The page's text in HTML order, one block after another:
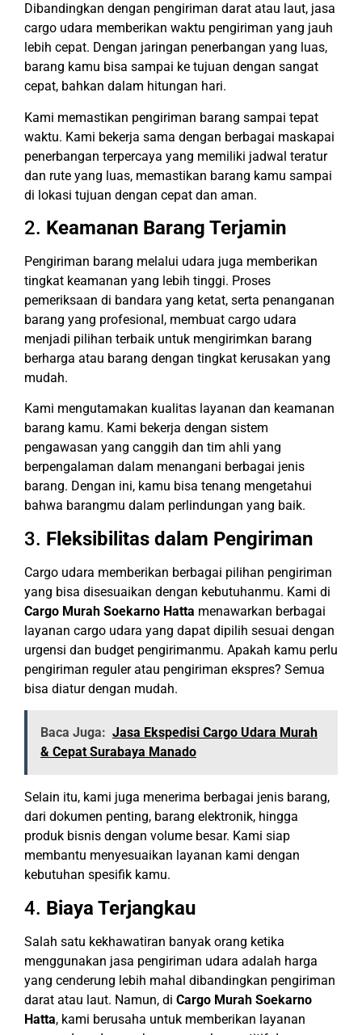
Dibandingkan dengan pengiriman darat atau laut, jasa
cargo udara memberikan waktu pengiriman yang jauh
lebih cepat. Dengan jaringan penerbangan yang luas,
barang kamu bisa sampai ke tujuan dengan sangat
cepat, bahkan dalam hitungan hari.
Kami memastikan pengiriman barang sampai tepat
waktu. Kami bekerja sama dengan berbagai maskapai
penerbangan terpercaya yang memiliki jadwal teratur
dan rute yang luas, memastikan barang kamu sampai
di lokasi tujuan dengan cepat dan aman.
2. Keamanan Barang Terjamin
Pengiriman barang melalui udara juga memberikan
tingkat keamanan yang lebih tinggi. Proses
pemeriksaan di bandara yang ketat, serta penanganan
barang yang profesional, membuat cargo udara
menjadi pilihan terbaik untuk mengirimkan barang
berharga atau barang dengan tingkat kerusakan yang
mudah.
Kami mengutamakan kualitas layanan dan keamanan
barang kamu. Kami bekerja dengan sistem
pengawasan yang canggih dan tim ahli yang
berpengalaman dalam menangani berbagai jenis
barang. Dengan ini, kamu bisa tenang mengetahui
bahwa barangmu dalam perlindungan yang baik.
3. Fleksibilitas dalam Pengiriman
Cargo udara memberikan berbagai pilihan pengiriman
yang bisa disesuaikan dengan kebutuhanmu. Kami di
Cargo Murah Soekarno Hatta menawarkan berbagai
layanan cargo udara yang dapat dipilih sesuai dengan
urgensi dan budget pengirimanmu. Apakah kamu perlu
pengiriman reguler atau pengiriman ekspres? Semua
bisa diatur dengan mudah.
Baca Juga: Jasa Ekspedisi Cargo Udara Murah
& Cepat Surabaya Manado
Selain itu, kami juga menerima berbagai jenis barang,
dari dokumen penting, barang elektronik, hingga
produk bisnis dengan volume besar. Kami siap
membantu menyesuaikan layanan kami dengan
kebutuhan spesifik kamu.
4. Biaya Terjangkau
Salah satu kekhawatiran banyak orang ketika
menggunakan jasa pengiriman udara adalah harga
yang cenderung lebih mahal dibandingkan pengiriman
darat atau laut. Namun, di Cargo Murah Soekarno
Hatta, kami berusaha untuk memberikan layanan